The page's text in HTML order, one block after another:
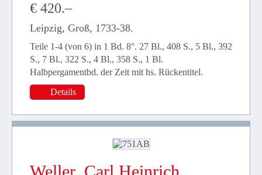
€ 420.–
Leipzig, Groß, 1733-38.
Teile 1-4 (von 6) in 1 Bd. 8°. 27 Bl., 408 S., 5 Bl., 392
S., 7 Bl., 322 S., 4 Bl., 358 S., 1 Bl.
Halbpergamentbd. der Zeit mit hs. Rückentitel.
Details